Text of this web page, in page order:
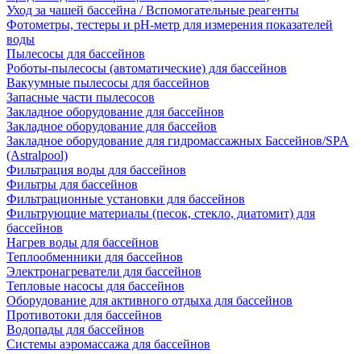
Уход за чашей бассейна / Вспомогательные реагенты
Фотометры, тестеры и рН-метр для измерения показателей
воды
Пылесосы для бассейнов
Роботы-пылесосы (автоматические) для бассейнов
Вакуумные пылесосы для бассейнов
Запасные части пылесосов
Закладное оборудование для бассейнов
Закладное оборудование для бассейов
Закладное оборудование для гидромассажных Бассейнов/SPA
(Astralpool)
Фильтрация воды для бассейнов
Фильтры для бассейнов
Фильтрационные установки для бассейнов
Фильтрующие материалы (песок, стекло, диатомит) для
бассейнов
Нагрев воды для бассейнов
Теплообменники для бассейнов
Электронагреватели для бассейнов
Тепловые насосы для бассейнов
Оборудование для активного отдыха для бассейнов
Противотоки для бассейнов
Водопады для бассейнов
Системы аэромассажа для бассейнов